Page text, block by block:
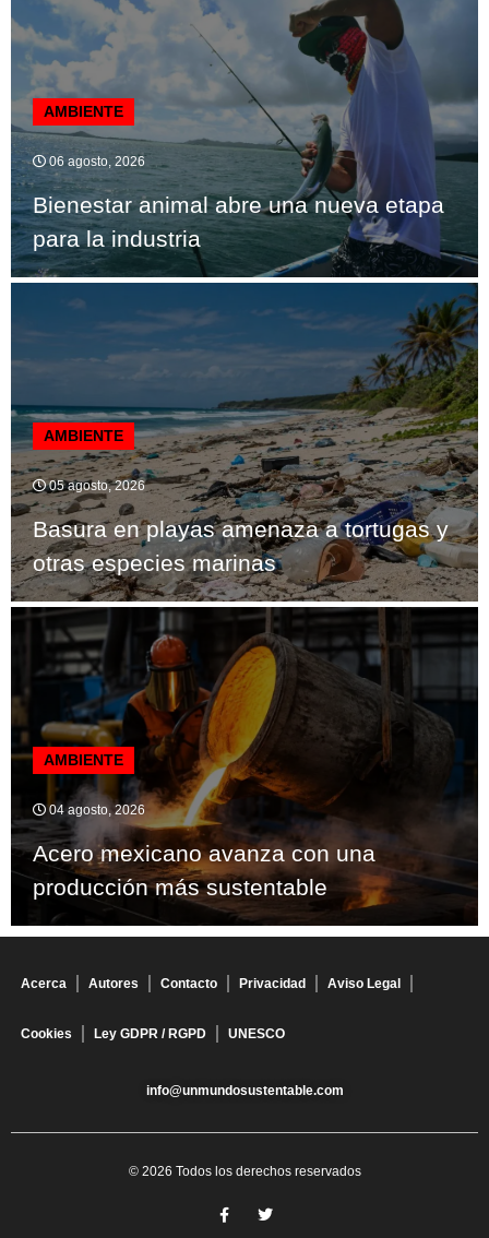
AMBIENTE
06 agosto, 2026
Bienestar animal abre una nueva etapa
para la industria
AMBIENTE
05 agosto, 2026
Basura en playas amenaza a tortugas y
otras especies marinas
AMBIENTE
04 agosto, 2026
Acero mexicano avanza con una
producción más sustentable
Acerca Autores Contacto Privacidad Aviso Legal
Cookies Ley GDPR / RGPD UNESCO
info@unmundosustentable.com
© 2026 Todos los derechos reservados